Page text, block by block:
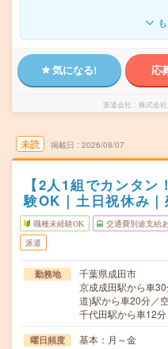
気になる! 応
派遣会社 株式会
未読 掲載日 2026/08/07
【2人1組でカンタ
験OK｜土日祝休み｜
職種未経験OK 交通費別途支給
派遣
勤務地
千葉県成田市
京成成田駅から車
道)駅から車20分／
千代田駅から車12分
曜日頻度 基本：月～金